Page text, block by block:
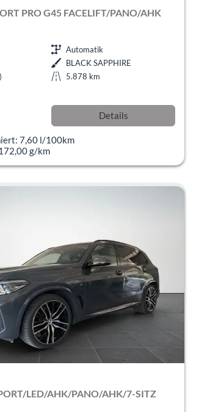
PRO G45 FACELIFT/PANO/AHK
Automatik
BLACK SAPPHIRE
5.878 km
Details
7,60 l/100km
g/km
LED/AHK/PANO/AHK/7-SITZ